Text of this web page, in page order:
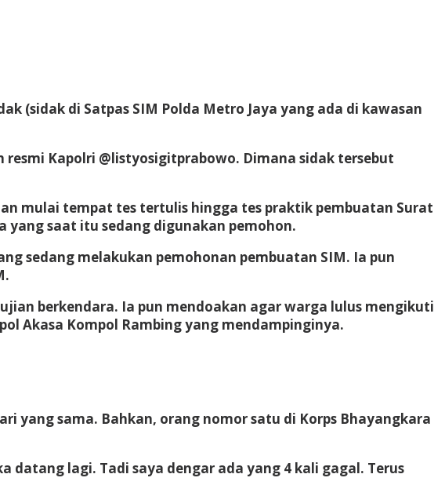
(sidak di Satpas SIM Polda Metro Jaya yang ada di kawasan
Kapolri @listyosigitprabowo. Dimana sidak tersebut
mulai tempat tes tertulis hingga tes praktik pembuatan Surat
yang saat itu sedang digunakan pemohon.
sedang melakukan pemohonan pembuatan SIM. Ia pun
berkendara. Ia pun mendoakan agar warga lulus mengikuti
Akasa Kompol Rambing yang mendampinginya.
yang sama. Bahkan, orang nomor satu di Korps Bhayangkara
datang lagi. Tadi saya dengar ada yang 4 kali gagal. Terus